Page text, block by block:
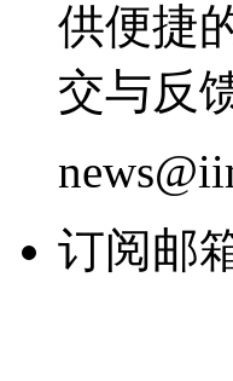
供便捷
交与反
订阅邮